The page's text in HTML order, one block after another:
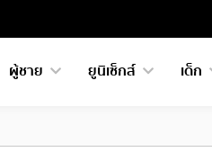
ผู้ชาย ยูนิเซ็กส์ เด็ก